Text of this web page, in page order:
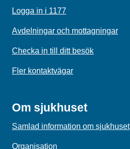
Logga in i 1177
Avdelningar och mottagningar
Checka in till ditt besök
Fler kontaktvägar
Om sjukhuset
Samlad information om sjukhuset
Organisation